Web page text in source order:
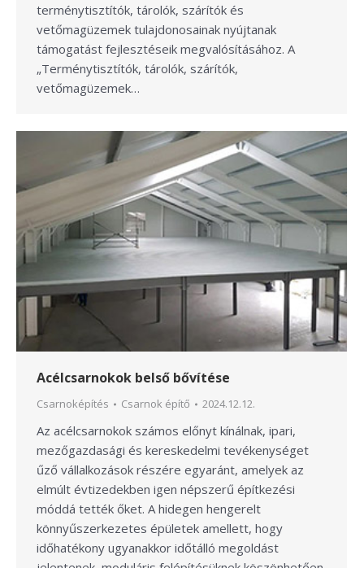
terménytisztítók, tárolók, szárítók és
vetőmagüzemek tulajdonosainak nyújtanak
támogatást fejlesztéseik megvalósításához. A
„Terménytisztítók, tárolók, szárítók,
vetőmagüzemek…
Acélcsarnokok belső bővítése
Csarnoképítés Csarnok építő 2024.12.12.
Az acélcsarnokok számos előnyt kínálnak, ipari,
mezőgazdasági és kereskedelmi tevékenységet
űző vállalkozások részére egyaránt, amelyek az
elmúlt évtizedekben igen népszerű építkezési
móddá tették őket. A hidegen hengerelt
könnyűszerkezetes épületek amellett, hogy
időhatékony ugyanakkor időtálló megoldást